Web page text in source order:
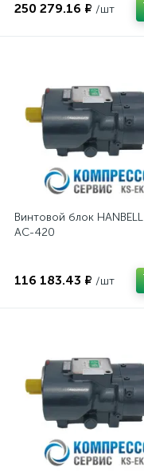
250 279.16 ₽ /шт
Винтовой блок HANBELL
AC-420
116 183.43 ₽ /шт